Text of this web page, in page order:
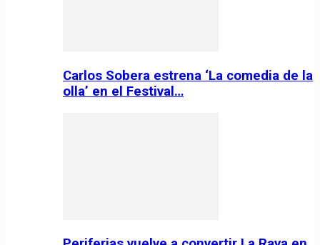
Carlos Sobera estrena ‘La comedia de la
olla’ en el Festival…